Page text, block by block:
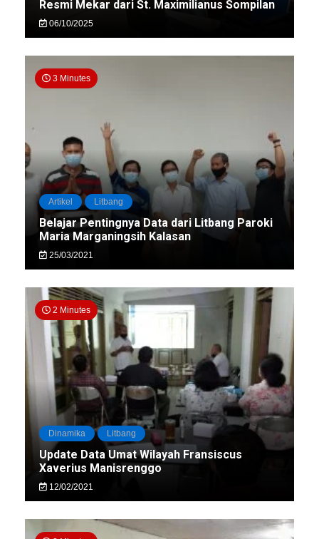
Resmi Mekar dari St. Maximilianus Sompilan
06/10/2025
3 Minutes
Artikel Litbang
Belajar Pentingnya Data dari Litbang Paroki
Maria Marganingsih Kalasan
25/03/2021
2 Minutes
Dinamika Litbang
Update Data Umat Wilayah Fransiscus
Xaverius Manisrenggo
12/02/2021